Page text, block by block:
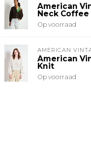
American
Neck Coffee
Op voorraad
AMERICAN
American
Knit
Op voorraad